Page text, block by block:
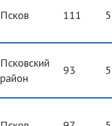
Псков 111
Псковский
район
93